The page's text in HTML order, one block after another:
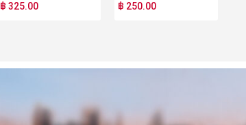
฿ 325.00
฿ 250.00